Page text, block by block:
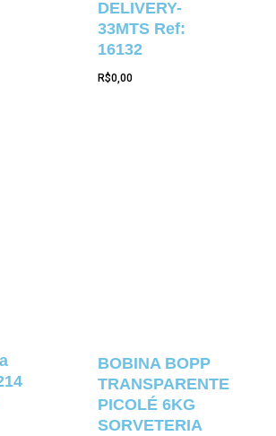
DELIVERY-
33MTS Ref:
16132
R$0,00
BOBINA BOPP
TRANSPARENTE
PICOLÉ 6KG
SORVETERIA